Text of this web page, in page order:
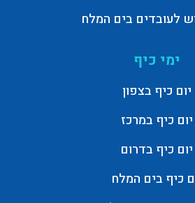
לעובדים בים המלח
ימי כיף
יום כיף בצפון
יום כיף במרכז
יום כיף בדרום
כיף בים המלח